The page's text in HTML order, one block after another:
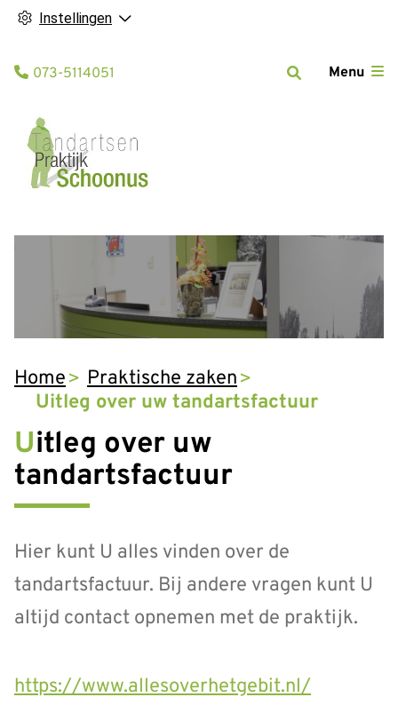
Instellingen
Menu
Tel:
073-5114051
Home
Praktische zaken
Uitleg over uw tandartsfactuur
Uitleg over uw
tandartsfactuur
Hier kunt U alles vinden over de
tandartsfactuur. Bij andere vragen kunt U
altijd contact opnemen met de praktijk.
https://www.allesoverhetgebit.nl/